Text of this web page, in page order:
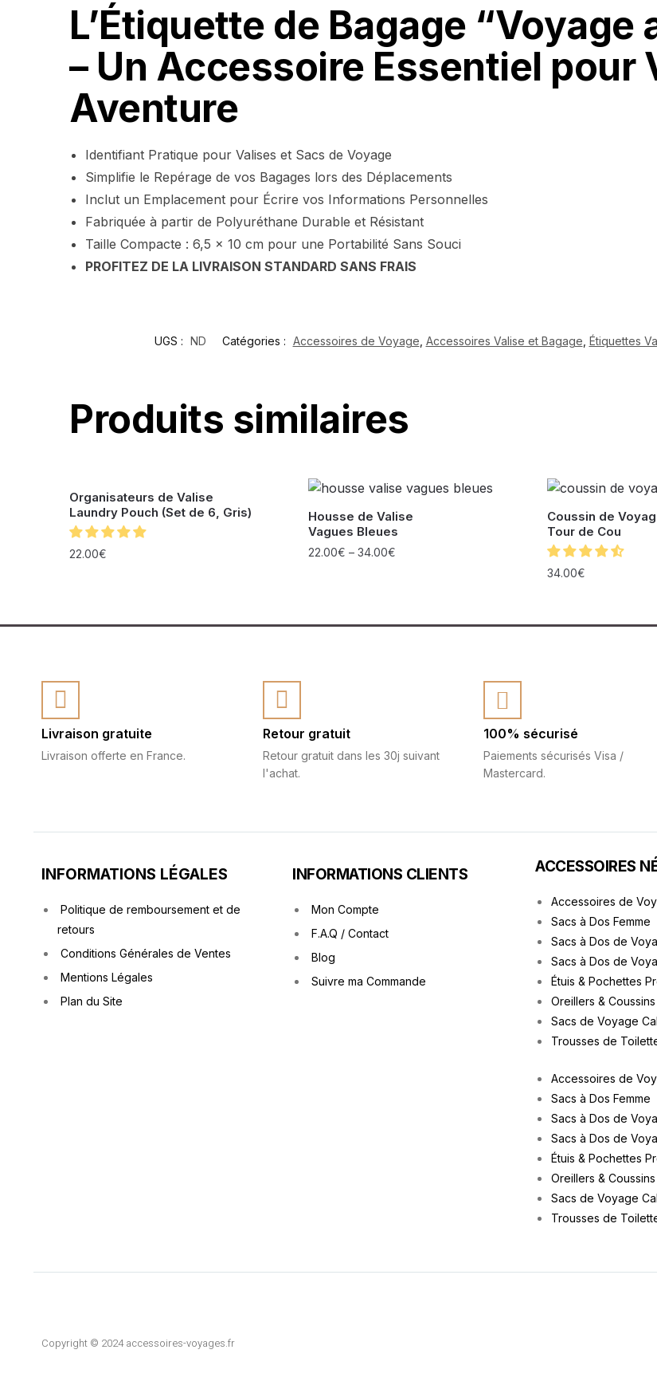
L’Étiquette de Bagage
– Un Accessoire Essentiel pour
Aventure
Identifiant Pratique pour Valises et Sacs de Voyage
Simplifie le Repérage de vos Bagages lors des Déplacements
Inclut un Emplacement pour Écrire vos Informations Personnelles
Fabriquée à partir de Polyuréthane Durable et Résistant
Taille Compacte : 6,5 x 10 cm pour une Portabilité Sans Souci
PROFITEZ DE LA LIVRAISON STANDARD SANS FRAIS
UGS : ND Catégories : Accessoires de Voyage Accessoires Valise et Bagage Étiquettes
Produits similaires
Organisateurs de Valise
Laundry Pouch (Set de 6, Gris)
22.00€
Housse de Valise
Vagues Bleues
22.00€ – 34.00€
Coussin de
Tour de Cou
34.00€
Livraison gratuite
Livraison offerte en France.
Retour gratuit
Retour gratuit dans les 30j suivant
l'achat.
100% sécurisé
Paiements sécurisés Visa /
Mastercard.
INFORMATIONS LÉGALES
Politique de remboursement et de
retours
Conditions Générales de Ventes
Mentions Légales
Plan du Site
INFORMATIONS CLIENTS
Mon Compte
F.A.Q / Contact
Blog
Suivre ma Commande
ACCESSOIRES
Accessoires de
Sacs à Dos Femme
Sacs à Dos de
Sacs à Dos de
Étuis & Pochettes
Oreillers &
Sacs de Voyage
Trousses de
Accessoires de
Sacs à Dos Femme
Sacs à Dos de
Sacs à Dos de
Étuis & Pochettes
Oreillers &
Sacs de Voyage
Trousses de
Copyright © 2024 accessoires-voyages.fr